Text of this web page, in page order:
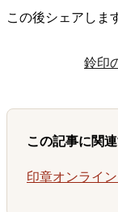
この後シェアしま
鈴印
この記事に関
印章オンライ